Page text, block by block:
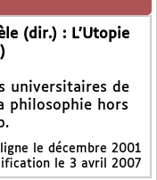
(dir.) : L’Utopie
universitaires de
philosophie hors
le décembre 2001
le 3 avril 2007